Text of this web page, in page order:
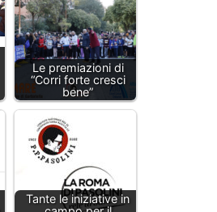
Le premiazioni di
“Corri forte cresci
bene”
Tante le iniziative in